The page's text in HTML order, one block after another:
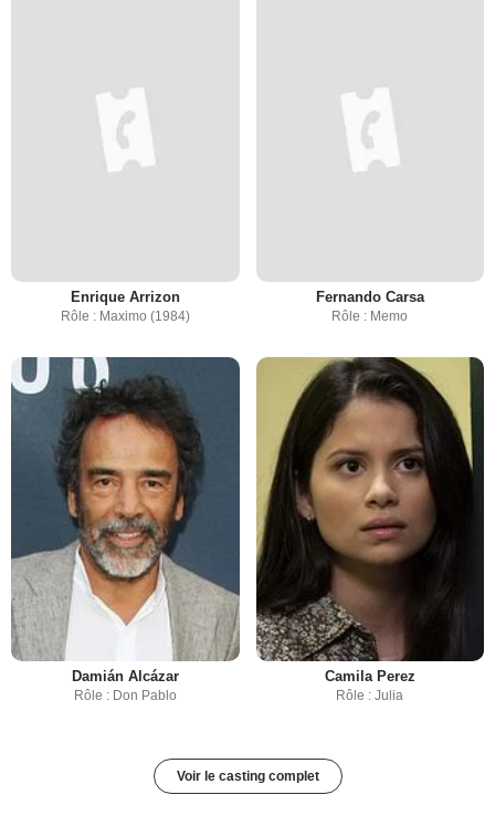
Enrique Arrizon
Rôle : Maximo (1984)
Fernando Carsa
Rôle : Memo
Damián Alcázar
Rôle : Don Pablo
Camila Perez
Rôle : Julia
Voir le casting complet